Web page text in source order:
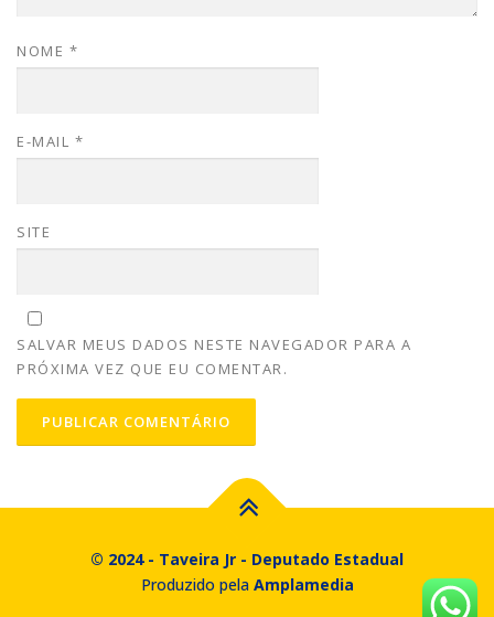
NOME *
E-MAIL *
SITE
SALVAR MEUS DADOS NESTE NAVEGADOR PARA A
PRÓXIMA VEZ QUE EU COMENTAR.
© 2024 - Taveira Jr - Deputado Estadual
Produzido pela Amplamedia